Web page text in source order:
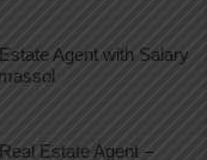
Agent with Salary
Estate Agent –